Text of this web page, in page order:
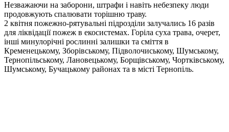
Незважаючи на заборони, штрафи і навіть небезпеку люди
продовжують спалювати торішню траву.
2 квітня пожежно-рятувальні підрозділи залучались 16 разів
для ліквідації пожеж в екосистемах. Горіла суха трава, очерет,
інші минулорічні рослинні залишки та сміття в
Кременецькому, Зборівському, Підволочиському, Шумському,
Тернопільському, Лановецькому, Борщівському, Чортківському,
Шумському, Бучацькому районах та в місті Тернопіль.